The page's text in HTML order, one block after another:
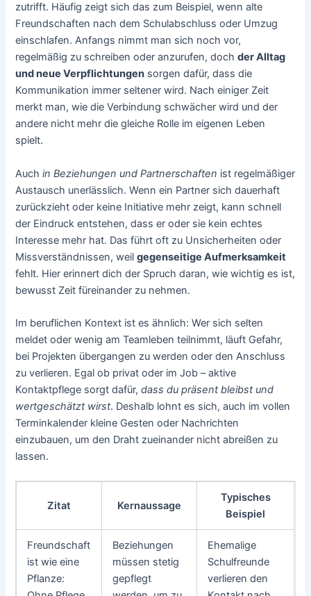
zutrifft. Häufig zeigt sich das zum Beispiel, wenn alte
Freundschaften nach dem Schulabschluss oder Umzug
einschlafen. Anfangs nimmt man sich noch vor,
regelmäßig zu schreiben oder anzurufen, dochder Alltag
und neue Verpflichtungen sorgen dafür, dass die
Kommunikation immer seltener wird. Nach einiger Zeit
merkt man, wie die Verbindung schwächer wird und der
andere nicht mehr die gleiche Rolle im eigenen Leben
spielt.
Auchin Beziehungen und Partnerschaften ist regelmäßiger
Austausch unerlässlich. Wenn ein Partner sich dauerhaft
zurückzieht oder keine Initiative mehr zeigt, kann schnell
der Eindruck entstehen, dass er oder sie kein echtes
Interesse mehr hat. Das führt oft zu Unsicherheiten oder
Missverständnissen, weilgegenseitige Aufmerksamkeit
fehlt. Hier erinnert dich der Spruch daran, wie wichtig es ist,
bewusst Zeit füreinander zu nehmen.
Im beruflichen Kontext ist es ähnlich: Wer sich selten
meldet oder wenig am Teamleben teilnimmt, läuft Gefahr,
bei Projekten übergangen zu werden oder den Anschluss
zu verlieren. Egal ob privat oder im Job – aktive
Kontaktpflege sorgt dafür,dass du präsent bleibst und
wertgeschätzt wirst. Deshalb lohnt es sich, auch im vollen
Terminkalender kleine Gesten oder Nachrichten
einzubauen, um den Draht zueinander nicht abreißen zu
lassen.
Zitat Kernaussage
Typisches
Beispiel
Freundschaft
ist wie eine
Pflanze:
Beziehungen
müssen stetig
gepflegt
Ehemalige
Schulfreunde
verlieren den